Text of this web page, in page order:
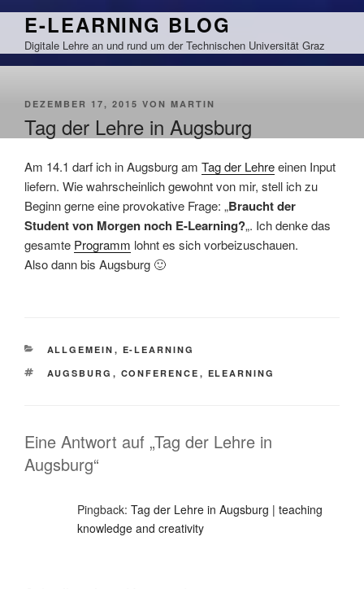
Zum
springen
E-LEARNING BLOG
Digitale Lehre an und rund um der Technischen Universität Graz
VERÖFFENTLICHT
DEZEMBER 17, 2015 VON MARTIN
Tag der Lehre in Augsburg
Am 14.1 darf ich in Augsburg am Tag der Lehreeinen Input
liefern. Wie wahrscheinlich gewohnt von mir, stell ich zu
Beginn gerne eine provokative Frage: „Braucht der
Student von Morgen noch E-Learning?„. Ich denke das
gesamte Programm lohnt es sich vorbeizuschauen.
Also dann bis Augsburg 🙂
KATEGORIEN
ALLGEMEIN , E-LEARNING
SCHLAGWÖRTER
AUGSBURG , CONFERENCE , ELEARNING
Eine Antwort auf „Tag der Lehre in
Augsburg“
Pingback: Tag der Lehre in Augsburg | teaching
knowledge and creativity